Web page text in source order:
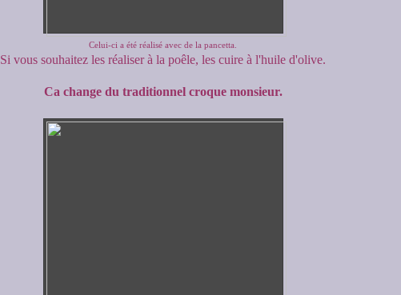
Celui-ci a été réalisé avec de la pancetta.
Si vous souhaitez les réaliser à la poêle, les cuire à l'huile d'olive.
Ca change du traditionnel croque monsieur.